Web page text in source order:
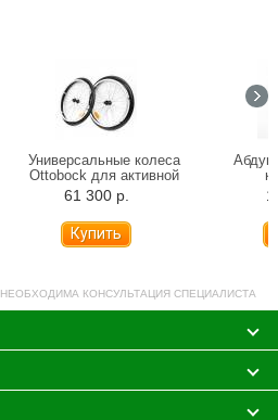
Универсальные колеса
Ottobock для активной
инвалидной коляски (пара)
61 300 р.
КОНСУЛЬТАЦИЯ СПЕЦИАЛИСТА